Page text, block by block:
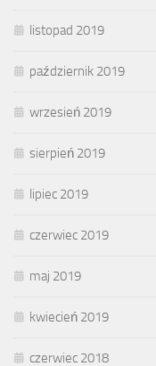
listopad 2019
październik 2019
wrzesień 2019
sierpień 2019
lipiec 2019
czerwiec 2019
maj 2019
kwiecień 2019
czerwiec 2018